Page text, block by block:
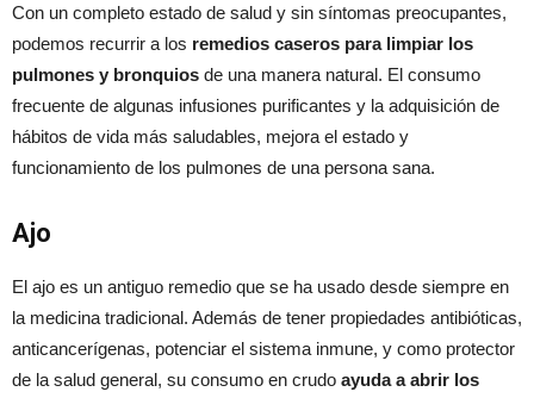
Con un completo estado de salud y sin síntomas preocupantes,
podemos recurrir a los remedios caseros para limpiar los
pulmones y bronquios de una manera natural. El consumo
frecuente de algunas infusiones purificantes y la adquisición de
hábitos de vida más saludables, mejora el estado y
funcionamiento de los pulmones de una persona sana.
Ajo
El ajo es un antiguo remedio que se ha usado desde siempre en
la medicina tradicional. Además de tener propiedades antibióticas,
anticancerígenas, potenciar el sistema inmune, y como protector
de la salud general, su consumo en crudo ayuda a abrir los